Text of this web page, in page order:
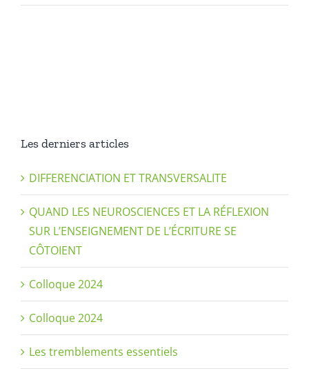
Les derniers articles
DIFFERENCIATION ET TRANSVERSALITE
QUAND LES NEUROSCIENCES ET LA RÉFLEXION
SUR L’ENSEIGNEMENT DE L’ÉCRITURE SE
CÔTOIENT
Colloque 2024
Colloque 2024
Les tremblements essentiels